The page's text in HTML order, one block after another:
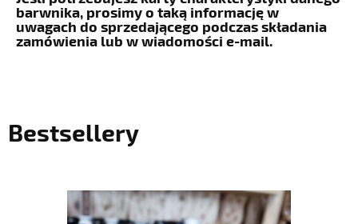
barwnika, prosimy o taką informację w
uwagach do sprzedającego podczas składania
zamówienia lub w wiadomości e-mail.
Bestsellery